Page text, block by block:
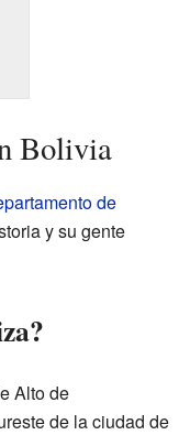
Bolivia
de
y su gente
Alto de
de la ciudad de